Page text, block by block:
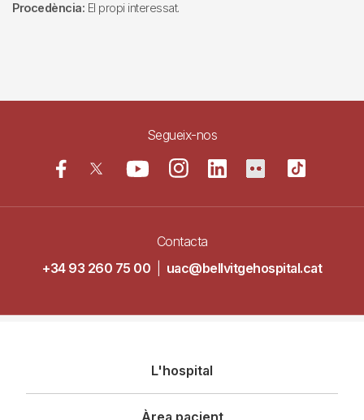
Procedència: El propi interessat.
Segueix-nos
Contacta
+34 93 260 75 00
uac@bellvitgehospital.cat
principal
L'hospital
Àrea pacient